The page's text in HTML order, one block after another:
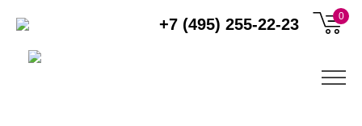
+7 (495) 255-22-23 0